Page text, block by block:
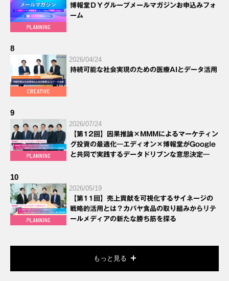
博報堂ＤＹグループメールマガジンお申込みフォ
ーム
8
2026/04/24
持続可能な社会実現のための医療AIとデータ活用
9
2026/07/24
【第12回】因果推論×MMMによるマーケティン
グ投資の最適化―エディオン×博報堂がGoogle
と共同で実践するデータドリブンな意思決定―
10
2026/05/19
【第11回】売上貢献を可視化するサイネージの
戦略的活用とは？カバヤ食品の取り組みからリテ
ールメディアの新たな勝ち筋を探る
もっと見る